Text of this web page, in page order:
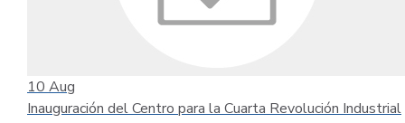
10 Aug
Inauguración del Centro para la Cuarta Revolución Industrial